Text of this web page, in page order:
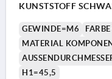
KUNSTSTOFF
GEWINDE=M6
MATERIAL
H1=45,5